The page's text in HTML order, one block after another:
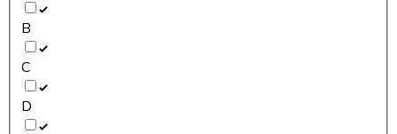
B
C
D